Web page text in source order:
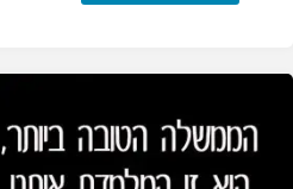
כתוצאה…"